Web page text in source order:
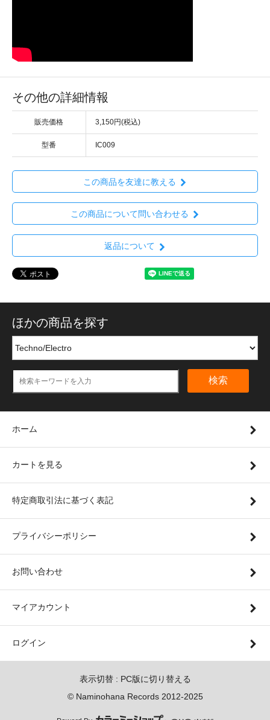
その他の詳細情報
販売価格 3,150円(税込)
型番 IC009
この商品を友達に教える
この商品について問い合わせる
返品について
ほかの商品を探す
検索
ホーム
カートを見る
特定商取引法に基づく表記
プライバシーポリシー
お問い合わせ
マイアカウント
ログイン
表示切替 : PC版に切り替える
© Naminohana Records 2012-2025